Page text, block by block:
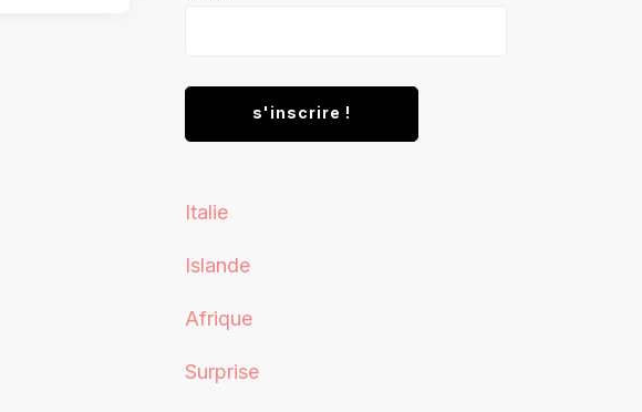
Italie
Islande
Afrique
Surprise